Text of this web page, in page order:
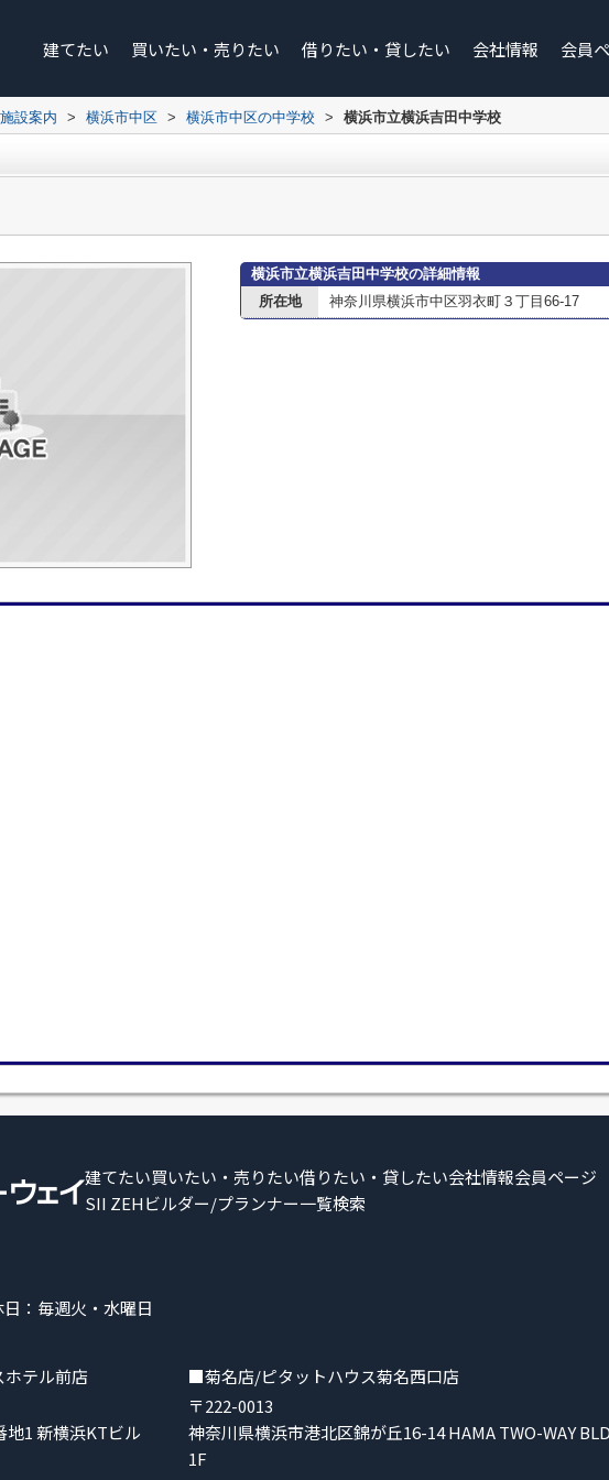
建てたい 買いたい・売りたい 借りたい・貸したい 会社情報 会員
設案内 > 横浜市中区 > 横浜市中区の中学校 > 横浜市立横浜吉田中学校
横浜市立横浜吉田中学校の詳細情報
所在地
神奈川県横浜市中区羽衣町３丁目66-17
建てたい買いたい・売りたい借りたい・貸したい会社情報会員ページ
SII ZEHビルダー/プランナー一覧検索
：毎週火・水曜日
テル前店
1 新横浜KTビル
■菊名店/ピタットハウス菊名西口店
〒222-0013
神奈川県横浜市港北区錦が丘16-14 HAMA TWO-WAY
1F